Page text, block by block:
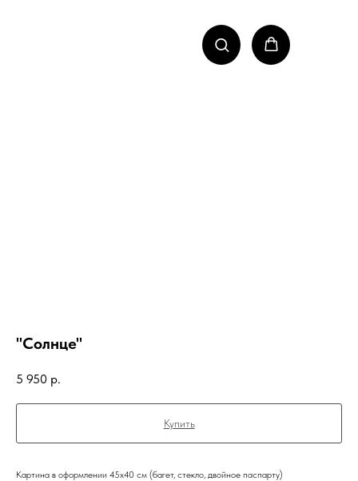
"Солнце"
5 950 р.
Купить
Картина в оформлении 45х40 см (багет, стекло, двойное паспарту)